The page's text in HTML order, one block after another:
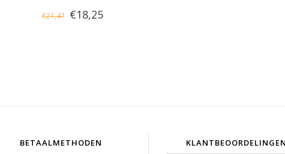
€21,47 €18,25
BETAALMETHODEN KLANTBEOORDELINGEN